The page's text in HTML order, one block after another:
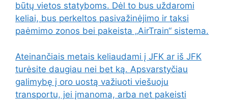
būtų vietos statyboms. Dėl to bus uždaromi
keliai, bus perkeltos pasivažinėjimo ir taksi
paėmimo zonos bei pakeista „AirTrain“ sistema.
Ateinančiais metais keliaudami į JFK ar iš JFK
turėsite daugiau nei bet ką. Apsvarstyčiau
galimybę į oro uostą važiuoti viešuoju
transportu, jei įmanoma, arba net pakeisti